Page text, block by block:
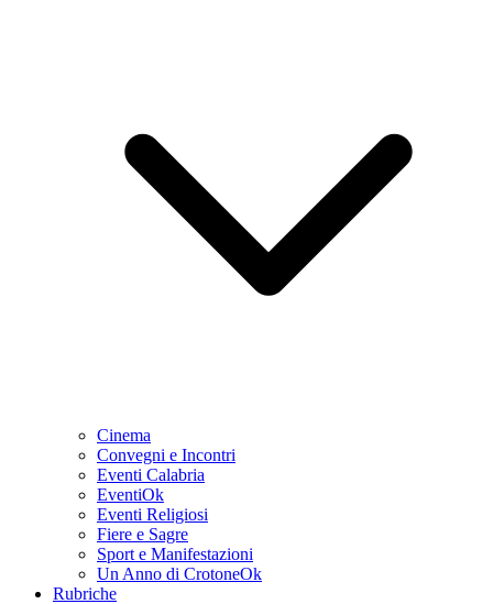
Cinema
Convegni e Incontri
Eventi Calabria
EventiOk
Eventi Religiosi
Fiere e Sagre
Sport e Manifestazioni
Un Anno di CrotoneOk
Rubriche